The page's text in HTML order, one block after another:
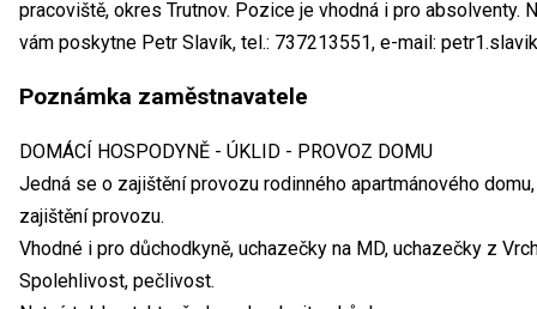
pracoviště, okres Trutnov. Pozice je vhodná i pro absolventy.
vám poskytne Petr Slavík, tel.: 737213551, e-mail:
Poznámka zaměstnavatele
DOMÁCÍ HOSPODYNĚ - ÚKLID - PROVOZ DOMU
Jedná se o zajištění provozu rodinného apartmánového
zajištění provozu.
Vhodné i pro důchodkyně, uchazečky na MD, uchazečky z
Spolehlivost, pečlivost.